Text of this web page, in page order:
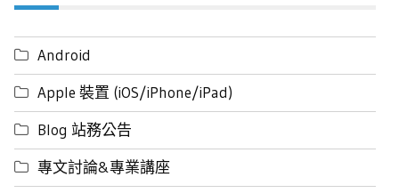
Android
Apple 裝置 (iOS/iPhone/iPad)
Blog 站務公告
專文討論&專業講座